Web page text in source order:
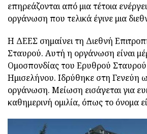
επηρεάζονται από μια τέτοια
οργάνωση που τελικά έγινε μια
Η ΔΕΕΣ σημαίνει τη Διεθνή
Σταυρού. Αυτή η οργάνωση είναι
Ομοσπονδίας του Ερυθρού
Ημισελήνου. Ιδρύθηκε στη Γενεύη
οργάνωση. Μείωση εισάγεται για
καθημερινή ομιλία, όπως το όνομα